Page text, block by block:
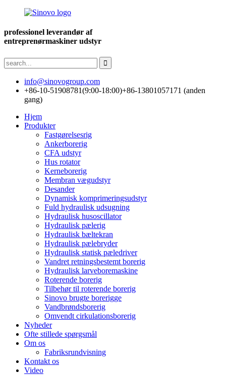
professionel leverandør af
entreprenørmaskiner udstyr
info@sinovogroup.com
+86-10-51908781(9:00-18:00)+86-13801057171 (anden
gang)
Hjem
Produkter
Fastgørelsesrig
Ankerborerig
CFA udstyr
Hus rotator
Kerneborerig
Membran vægudstyr
Desander
Dynamisk komprimeringsudstyr
Fuld hydraulisk udsugning
Hydraulisk husoscillator
Hydraulisk pælerig
Hydraulisk bæltekran
Hydraulisk pælebryder
Hydraulisk statisk pæledriver
Vandret retningsbestemt borerig
Hydraulisk larveboremaskine
Roterende borerig
Tilbehør til roterende borerig
Sinovo brugte borerigge
Vandbrøndsborerig
Omvendt cirkulationsborerig
Nyheder
Ofte stillede spørgsmål
Om os
Fabriksrundvisning
Kontakt os
Video